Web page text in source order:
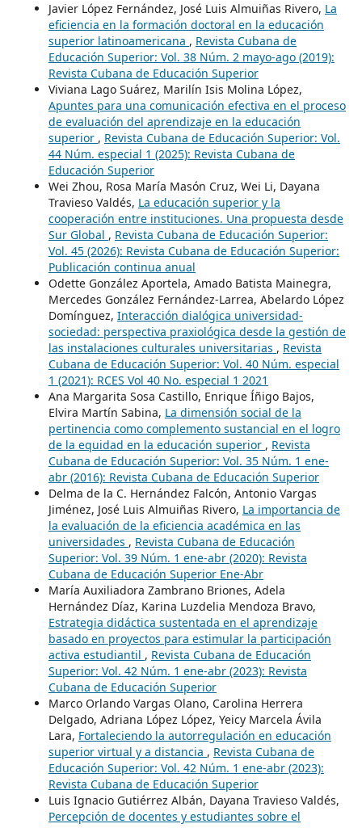
Javier López Fernández, José Luis Almuiñas Rivero, La
eficiencia en la formación doctoral en la educación
superior latinoamericana , Revista Cubana de
Educación Superior: Vol. 38 Núm. 2 mayo-ago (2019):
Revista Cubana de Educación Superior
Viviana Lago Suárez, Marilín Isis Molina López,
Apuntes para una comunicación efectiva en el proceso
de evaluación del aprendizaje en la educación
superior , Revista Cubana de Educación Superior: Vol.
44 Núm. especial 1 (2025): Revista Cubana de
Educación Superior
Wei Zhou, Rosa María Masón Cruz, Wei Li, Dayana
Travieso Valdés, La educación superior y la
cooperación entre instituciones. Una propuesta desde
Sur Global , Revista Cubana de Educación Superior:
Vol. 45 (2026): Revista Cubana de Educación Superior:
Publicación continua anual
Odette González Aportela, Amado Batista Mainegra,
Mercedes González Fernández-Larrea, Abelardo López
Domínguez, Interacción dialógica universidad-
sociedad: perspectiva praxiológica desde la gestión de
las instalaciones culturales universitarias , Revista
Cubana de Educación Superior: Vol. 40 Núm. especial
1 (2021): RCES Vol 40 No. especial 1 2021
Ana Margarita Sosa Castillo, Enrique Íñigo Bajos,
Elvira Martín Sabina, La dimensión social de la
pertinencia como complemento sustancial en el logro
de la equidad en la educación superior , Revista
Cubana de Educación Superior: Vol. 35 Núm. 1 ene-
abr (2016): Revista Cubana de Educación Superior
Delma de la C. Hernández Falcón, Antonio Vargas
Jiménez, José Luis Almuiñas Rivero, La importancia de
la evaluación de la eficiencia académica en las
universidades , Revista Cubana de Educación
Superior: Vol. 39 Núm. 1 ene-abr (2020): Revista
Cubana de Educación Superior Ene-Abr
María Auxiliadora Zambrano Briones, Adela
Hernández Díaz, Karina Luzdelia Mendoza Bravo,
Estrategia didáctica sustentada en el aprendizaje
basado en proyectos para estimular la participación
activa estudiantil , Revista Cubana de Educación
Superior: Vol. 42 Núm. 1 ene-abr (2023): Revista
Cubana de Educación Superior
Marco Orlando Vargas Olano, Carolina Herrera
Delgado, Adriana López López, Yeicy Marcela Ávila
Lara, Fortaleciendo la autorregulación en educación
superior virtual y a distancia , Revista Cubana de
Educación Superior: Vol. 42 Núm. 1 ene-abr (2023):
Revista Cubana de Educación Superior
Luis Ignacio Gutiérrez Albán, Dayana Travieso Valdés,
Percepción de docentes y estudiantes sobre el